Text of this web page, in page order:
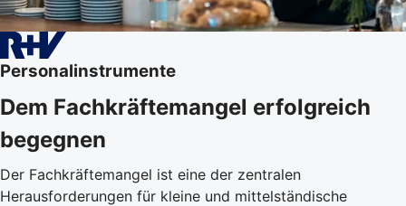
Personalinstrumente
Dem Fachkräftemangel erfolgreich
begegnen
Der Fachkräftemangel ist eine der zentralen
Herausforderungen für kleine und mittelständische